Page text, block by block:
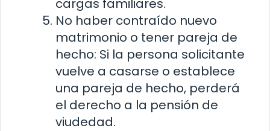
cargas familiares.
No haber contraído nuevo
matrimonio o tener pareja de
hecho: Si la persona solicitante
vuelve a casarse o establece
una pareja de hecho, perderá
el derecho a la pensión de
viudedad.